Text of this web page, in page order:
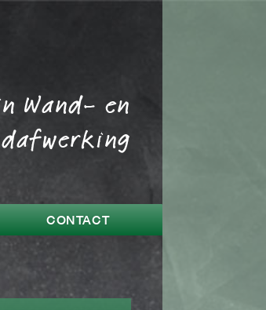
Wand- en
CONTACT